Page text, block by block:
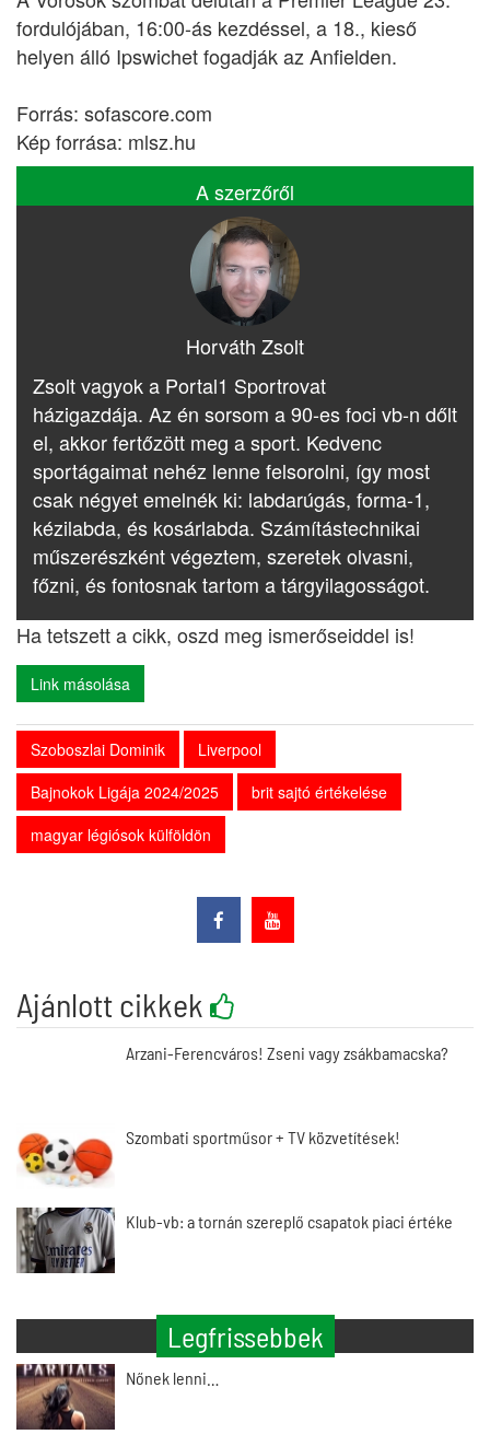
fordulójában, 16:00-ás kezdéssel, a 18., kieső
helyen álló Ipswichet fogadják az Anfielden.
Forrás: sofascore.com
Kép forrása: mlsz.hu
A szerzőről
Horváth Zsolt
Zsolt vagyok a Portal1 Sportrovat
házigazdája. Az én sorsom a 90-es foci vb-n dőlt
el, akkor fertőzött meg a sport. Kedvenc
sportágaimat nehéz lenne felsorolni, így most
csak négyet emelnék ki: labdarúgás, forma-1,
kézilabda, és kosárlabda. Számítástechnikai
műszerészként végeztem, szeretek olvasni,
főzni, és fontosnak tartom a tárgyilagosságot.
Ha tetszett a cikk, oszd meg ismerőseiddel is!
Link másolása
Szoboszlai Dominik
Liverpool
Bajnokok Ligája 2024/2025
brit sajtó értékelése
magyar légiósok külföldön
Ajánlott cikkek
Arzani-Ferencváros! Zseni vagy zsákbamacska?
Szombati sportműsor + TV közvetítések!
Klub-vb: a tornán szereplő csapatok piaci értéke
Legfrissebbek
Nőnek lenni…